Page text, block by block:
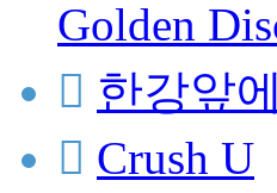
Golden
 한강앞
 Crush U